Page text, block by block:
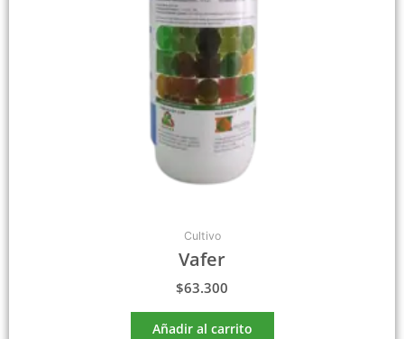
Cultivo
Vafer
$63.300
Añadir al carrito